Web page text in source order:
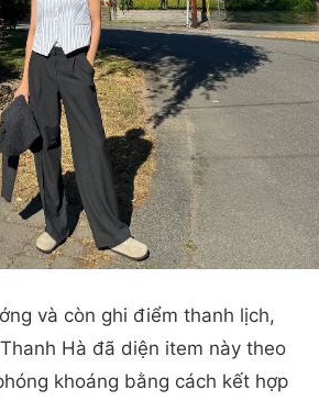
và còn ghi điểm thanh lịch,
Hà đã diện item này theo
khoáng bằng cách kết hợp